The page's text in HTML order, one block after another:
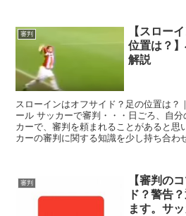
審判
【スロー
位置は？
解説
スローインはオフサイド？足の位置は？
ール サッカーで審判・・・日ごろ、自
カーで、審判を頼まれることがあると思
カーの審判に関する知識を少し持ち合わ
審判
【審判の
ド？警告
ます。サ